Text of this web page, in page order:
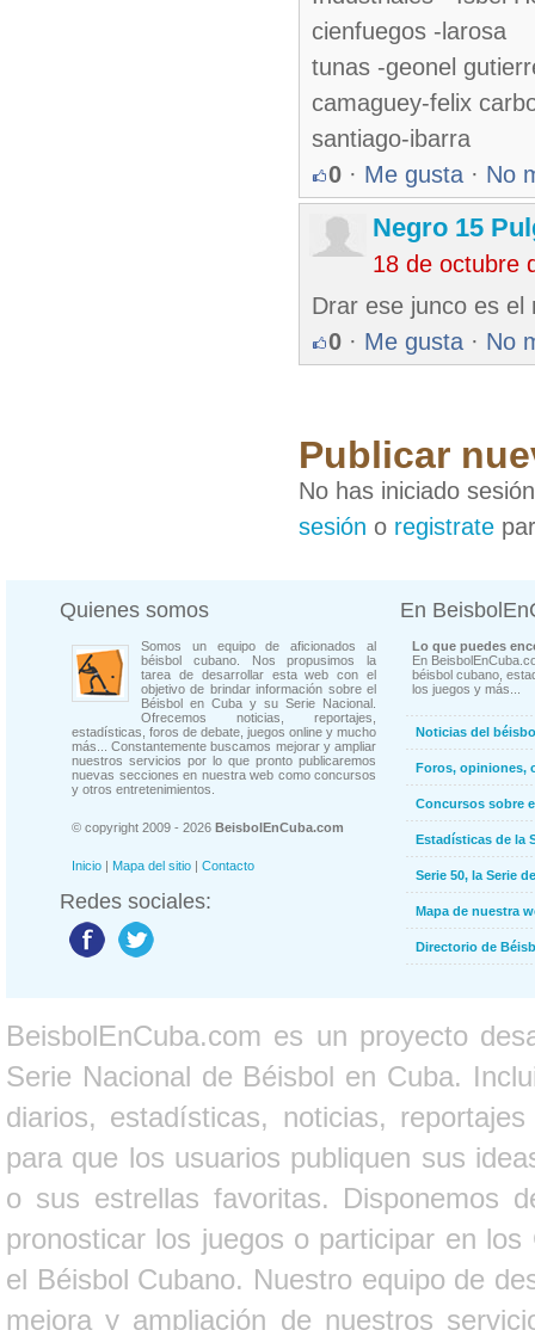
cienfuegos -larosa
tunas -geonel
camaguey-felix
santiago-ibarra
0 · Me gusta · No
Negro 15
18 de octubre
Drar ese junco es el
0 · Me gusta · No
Publicar
No has iniciado
sesión o registrate
Quienes somos
Somos un equipo de aficionados al
béisbol cubano. Nos propusimos la
tarea de desarrollar esta web con el
objetivo de brindar información sobre el
Béisbol en Cuba y su Serie Nacional.
Ofrecemos noticias, reportajes,
estadísticas, foros de debate, juegos online y mucho
más... Constantemente buscamos mejorar y ampliar
nuestros servicios por lo que pronto publicaremos
nuevas secciones en nuestra web como concursos
y otros entretenimientos.
© copyright 2009 - 2026 BeisbolEnCuba.com
Inicio | Mapa del sitio | Contacto
Redes sociales:
En
Lo que puedes
En
béisbol cubano,
los juegos y más...
Noticias del
Foros, opiniones,
Concursos sobre
Estadísticas de la
Serie 50, la Serie
Mapa de nuestra
Directorio de
BeisbolEnCuba.com es un proyecto
Serie Nacional de Béisbol en Cuba.
diarios, estadísticas, noticias,
para que los usuarios publiquen sus
o sus estrellas favoritas. Disponemos
pronosticar los juegos o participar en
el Béisbol Cubano. Nuestro equipo de
mejora y ampliación de nuestros